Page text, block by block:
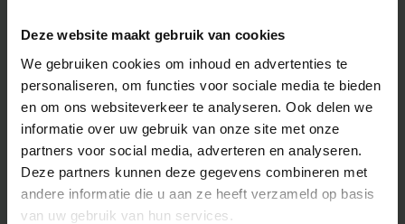
Deze website maakt gebruik van cookies
We gebruiken cookies om inhoud en advertenties te
personaliseren, om functies voor sociale media te bieden
en om ons websiteverkeer te analyseren. Ook delen we
informatie over uw gebruik van onze site met onze
partners voor social media, adverteren en analyseren.
Deze partners kunnen deze gegevens combineren met
andere informatie die u aan ze heeft verzameld op basis
van uw gebruik van hun services.